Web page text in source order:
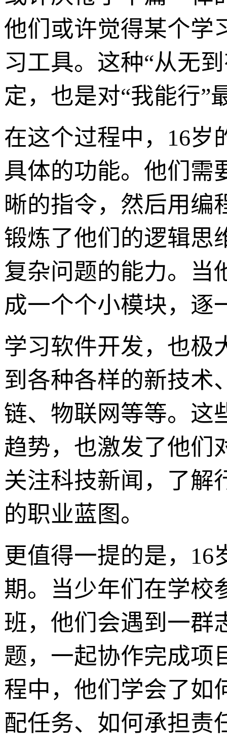
他们或许觉得某个学
习工具。这种“从无
定，也是对“我能行”
在这个过程中，16岁
具体的功能。他们需
晰的指令，然后用编
锻炼了他们的逻辑思
复杂问题的能力。当
成一个个小模块，逐
学习软件开发，也极
到各种各样的新技术
链、物联网等等。这
趋势，也激发了他们
关注科技新闻，了解
的职业蓝图。
更值得一提的是，16
期。当少年们在学校
班，他们会遇到一群
题，一起协作完成项
程中，他们学会了如
配任务、如何承担责